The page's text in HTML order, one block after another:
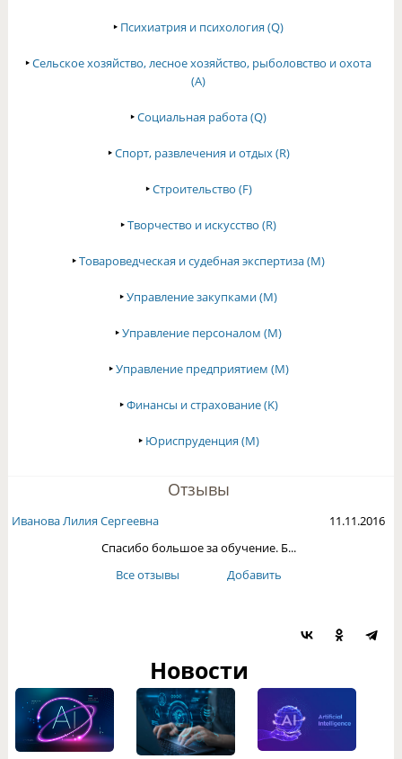
‣ Психиатрия и психология (Q)
‣Сельское хозяйство, лесное хозяйство, рыболовство и охота
(A)
‣Социальная работа (Q)
‣Спорт, развлечения и отдых (R)
‣Строительство (F)
‣Творчество и искусство (R)
‣Товароведческая и судебная экспертиза (M)
‣Управление закупками (M)
‣Управление персоналом (M)
‣Управление предприятием (M)
‣Финансы и страхование (K)
‣ Юриспруденция (M)
Отзывы
Очирова Светлана Доржие...
17.12.2016
С наступающим Новым годом!
Все отзывы
Добавить
Новости